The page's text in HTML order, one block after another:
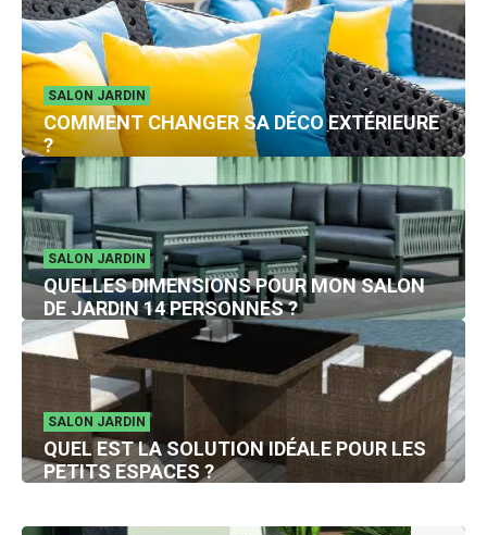
SALON JARDIN
COMMENT CHANGER SA DÉCO EXTÉRIEURE
?
SALON JARDIN
QUELLES DIMENSIONS POUR MON SALON
DE JARDIN 14 PERSONNES ?
SALON JARDIN
QUEL EST LA SOLUTION IDÉALE POUR LES
PETITS ESPACES ?